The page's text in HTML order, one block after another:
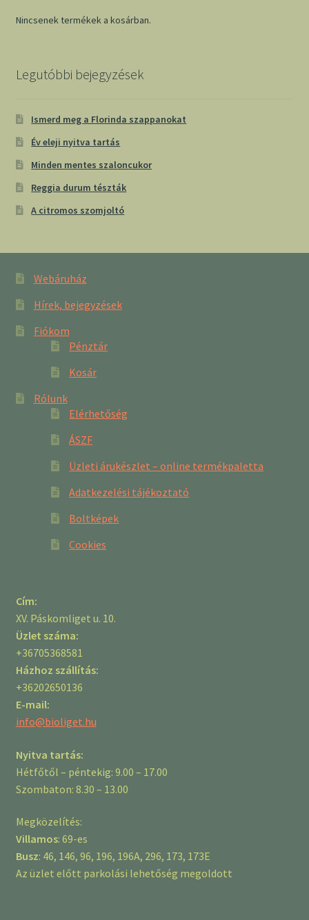
Nincsenek termékek a kosárban.
Legutóbbi bejegyzések
Ismerd meg a Florinda szappanokat
Év eleji nyitva tartás
Minden mentes szaloncukor
Reggia durum tészták
A citromos szomjoltó
Webáruház
Hírek, bejegyzések
Fiókom
Pénztár
Kosár
Rólunk
Elérhetőség
ÁSZF
Üzleti árukészlet – online termékpaletta
Adatkezelési tájékoztató
Boltképek
Cookies
Cím:
XV. Páskomliget u. 10.
Üzlet száma:
+36705368581
Házhoz szállítás:
+36202650136
E-mail:
info@bioliget.hu
Nyitva tartás:
Hétfőtől – péntekig: 9.00 – 17.00
Szombaton: 8.30 – 13.00
Megközelítés:
Villamos: 69-es
Busz: 46, 146, 96, 196, 196A, 296, 173, 173E
Az üzlet előtt parkolási lehetőség megoldott